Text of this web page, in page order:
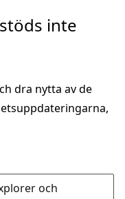
inte
dra nytta av de
och